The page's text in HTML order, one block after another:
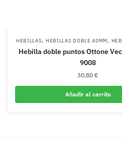
HEBILLAS, HEBILLAS DOBLE 40MM,
Hebilla doble puntos Ottone
9008
30,80 €
Añadir al carrito